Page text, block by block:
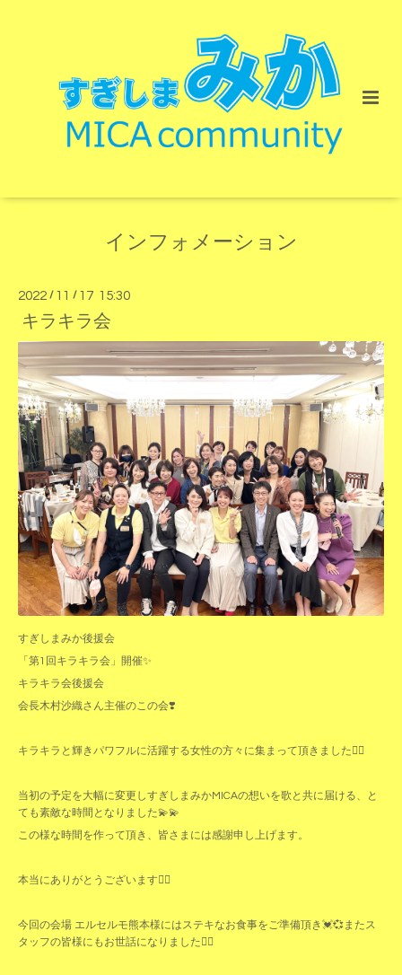
インフォメーション
2022 / 11 / 17 15:30
キラキラ会
すぎしまみか後援会
「第1回キラキラ会」開催✨
キラキラ会後援会
会長木村沙織さん主催のこの会❣️
キラキラと輝きパワフルに活躍する女性の方々に集まって頂きました🙇‍♀️
当初の予定を大幅に変更しすぎしまみかMICAの想いを歌と共に届ける、と
ても素敵な時間となりました💫💫
この様な時間を作って頂き、皆さまには感謝申し上げます。
本当にありがとうございます🙇‍♀️
今回の会場 エルセルモ熊本様にはステキなお食事をご準備頂き💓💞またス
タッフの皆様にもお世話になりました🙇‍♀️